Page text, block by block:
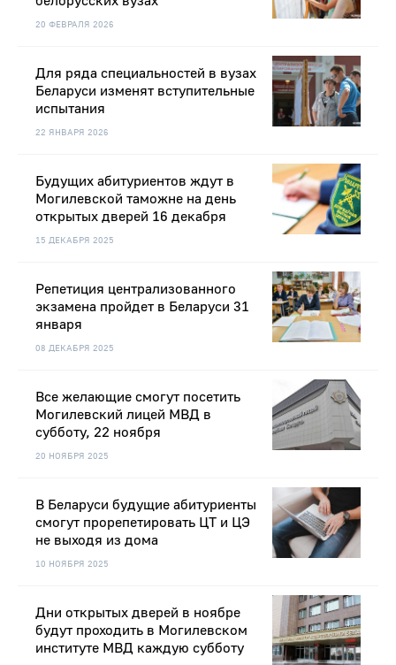
20 ФЕВРАЛЯ 2026
22 ЯНВАРЯ 2026
Для ряда специальностей в вузах
Беларуси изменят вступительные
испытания
15 ДЕКАБРЯ 2025
Будущих абитуриентов ждут в
Могилевской таможне на день
открытых дверей 16 декабря
08 ДЕКАБРЯ 2025
Репетиция централизованного
экзамена пройдет в Беларуси 31
января
20 НОЯБРЯ 2025
Все желающие смогут посетить
Могилевский лицей МВД в
субботу, 22 ноября
10 НОЯБРЯ 2025
В Беларуси будущие абитуриенты
смогут прорепетировать ЦТ и ЦЭ
не выходя из дома
Дни открытых дверей в ноябре
будут проходить в Могилевском
институте МВД каждую субботу